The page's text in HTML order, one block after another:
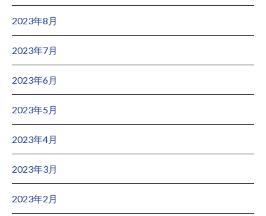
2023年8月
2023年7月
2023年6月
2023年5月
2023年4月
2023年3月
2023年2月